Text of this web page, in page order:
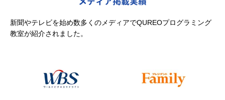
新聞やテレビを始め数多くのメディアでQUREOプログラミング
教室が紹介されました。